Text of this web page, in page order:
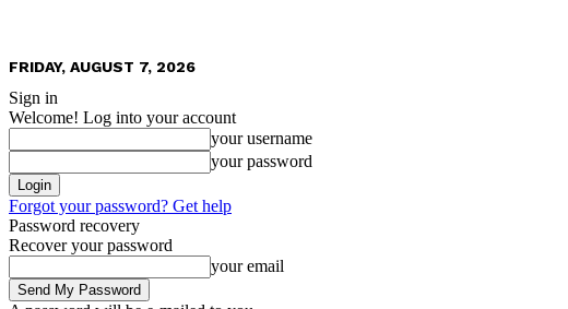
FRIDAY, AUGUST 7, 2026
Sign in
Welcome! Log into your account
your username
your password
Forgot your password? Get help
Password recovery
Recover your password
your email